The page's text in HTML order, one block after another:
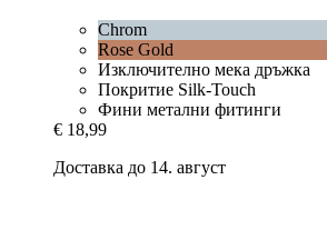
Chrom
Rose Gold
Изключително мека дръжка
Покритие Silk-Touch
Фини метални фитинги
€ 18,99
Доставка до 14. август